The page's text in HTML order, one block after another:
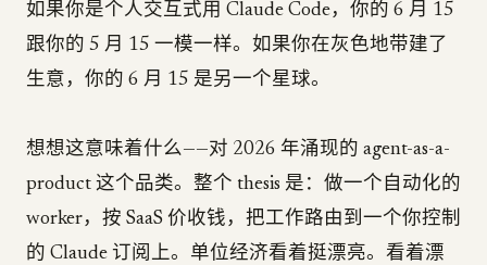
如果你是个人交互式用 Claude Code，你的 6 月 15
跟你的 5 月 15 一模一样。如果你在灰色地带建了
生意，你的 6 月 15 是另一个星球。
想想这意味着什么——对 2026 年涌现的 agent-as-a-
product 这个品类。整个 thesis 是：做一个自动化的
worker，按 SaaS 价收钱，把工作路由到一个你控制
的 Claude 订阅上。单位经济看着挺漂亮。看着漂